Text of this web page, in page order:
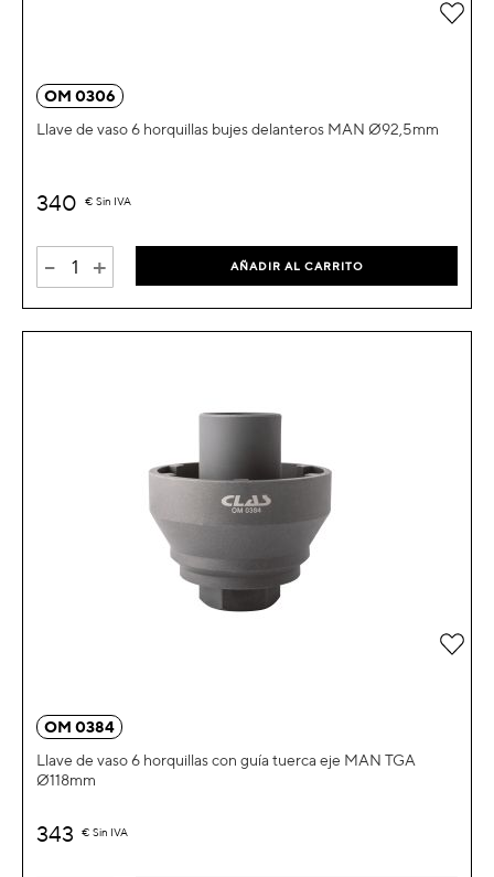
OM 0306
Llave de vaso 6 horquillas bujes delanteros MAN Ø92,5mm
340 € Sin IVA
- + AÑADIR AL CARRITO
OM 0384
Llave de vaso 6 horquillas con guía tuerca eje MAN TGA
Ø118mm
343 € Sin IVA